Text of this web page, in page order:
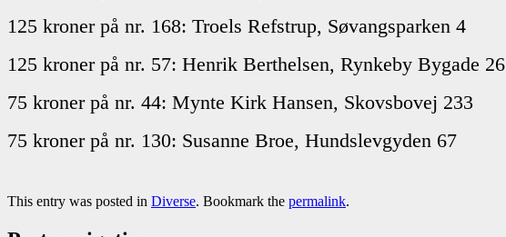
125 kroner på nr. 168: Troels Refstrup, Søvangsparken 4
125 kroner på nr. 57: Henrik Berthelsen, Rynkeby Bygade 26
75 kroner på nr. 44: Mynte Kirk Hansen, Skovsbovej 233
75 kroner på nr. 130: Susanne Broe, Hundslevgyden 67
This entry was posted in Diverse. Bookmark the permalink.